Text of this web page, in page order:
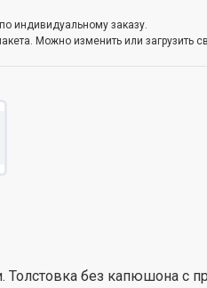
индивидуальному заказу.
Можно изменить или загрузить
без капюшона с